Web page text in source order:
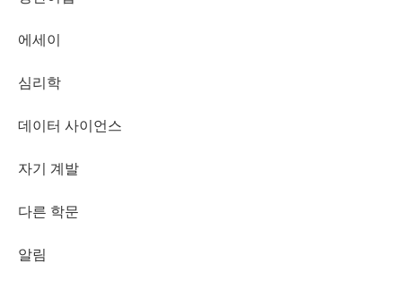
에세이
심리학
데이터 사이언스
자기 계발
다른 학문
알림